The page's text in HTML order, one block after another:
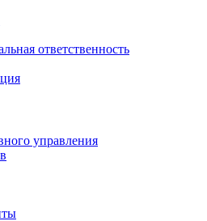
ответственность
управления